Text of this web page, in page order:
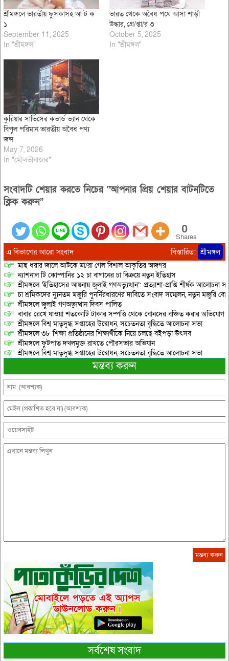
শ্রীমঙ্গলে ভারতীয় ফুসকাসহ আ ট ক
১
September 11, 2025
In "শ্রীমঙ্গল"
ভারত থেকে অবৈধ পথে আসা শাড়ী
উদ্ধার, গ্রে/প্তা/র ৩
October 5, 2025
In "শ্রীমঙ্গল"
কুরিয়ার সার্ভিসের কভার্ড ভ্যান থেকে
বিপুল পরিমান ভারতীয় অবৈধ পণ্য
জব্দ
May 7, 2026
In "মৌলভীবাজার"
সংবাদটি শেয়ার করতে নিচের “আপনার প্রিয় শেয়ার বাটনটিতে
ক্লিক করুন”
0
Shares
এ বিভাগের আরো সংবাদ বিস্তারিত: শ্রীমঙ্গল
মাছ ধরার জালে আটকে মা/রা গেল বিশাল আকৃতির অজগর
ন্যাশনাল টি কোম্পানির ১২ চা বাগানের চা বিক্রয়ে নতুন ইতিহাস
শ্রীমঙ্গলে ‘ইতিহাসের আয়নায় জুলাই গণঅভ্যুত্থান’: প্রত্যাশা-প্রাপ্তি শীর্ষক আলোচনা
চা শ্রমিকদের ন্যুনতম মজুরি পুনর্নিরধারণের দাবিতে সংবাদ সম্মেলন, নতুন মজুরি
শ্রীমঙ্গলে জুলাই গণঅভ্যুত্থান দিবস পালিত
বাবার রেখে যাওয়া শতকোটি টাকার সম্পত্তি থেকে বোনদের বঞ্চিত করার অভিযোগ
শ্রীমঙ্গলে বিশ্ব মাতৃদুগ্ধ সপ্তাহের উদ্বোধন, সচেতনতা বৃদ্ধিতে আলোচনা সভা
শ্রীমঙ্গলে ৩৮ শিক্ষা প্রতিষ্ঠানের শিক্ষার্থীকে নিয়ে চলছে বইপড়া উৎসব
শ্রীমঙ্গলে ফুটপাত দখলমুক্ত রাখতে পৌরসভার অভিযান
শ্রীমঙ্গলে বিশ্ব মাতৃদুগ্ধ সপ্তাহের উদ্বোধন, সচেতনতা বৃদ্ধিতে আলোচনা সভা
মন্তব্য করুন
সর্বশেষ সংবাদ